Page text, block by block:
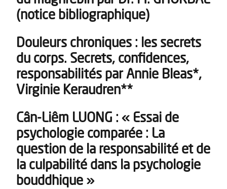
(notice bibliographique)
Douleurs chroniques : les secrets
du corps. Secrets, confidences,
responsabilités par Annie Bleas*,
Virginie Keraudren**
Cân-Liêm LUONG : « Essai de
psychologie comparée : La
question de la responsabilité et de
la culpabilité dans la psychologie
bouddhique »